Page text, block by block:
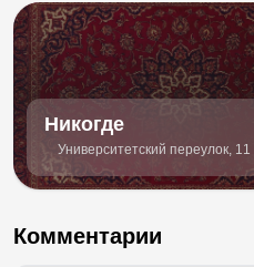
Никогде
Университетский переулок, 11
Комментарии